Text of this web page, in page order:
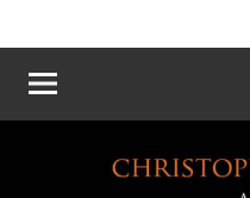
Atelier
Neubauer
–
Eine
Rekonstruktion